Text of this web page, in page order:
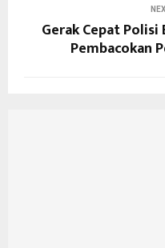
Gerak Cepat
Pembacokan